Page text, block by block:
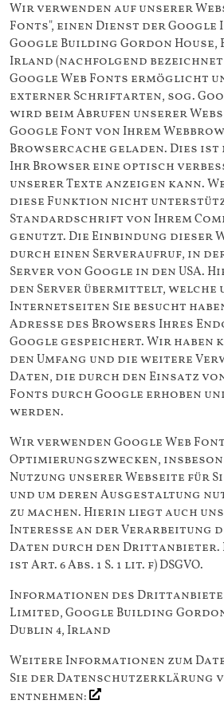
Wir verwenden auf unserer
Fonts", einen Dienst der
Google Building Gordon House,
Irland (nachfolgend bezeichnet
Google Web Fonts ermöglicht
externer Schriftarten, sog.
wird beim Abrufen unserer
Google Font von Ihrem
Browsercache geladen. Dies
Ihr Browser eine optisch
unserer Texte anzeigen kann.
diese Funktion nicht
Standardschrift von Ihrem
genutzt. Die Einbindung dieser
durch einen Serveraufruf, in der
Server von Google in den USA.
den Server übermittelt, welche
Internetseiten Sie besucht
Adresse des Browsers Ihres
Google gespeichert. Wir haben
den Umfang und die weitere
Daten, die durch den Einsatz
Fonts durch Google erhoben
werden.
Wir verwenden Google Web
Optimierungszwecken,
Nutzung unserer Webseite für
und um deren Ausgestaltung
zu machen. Hierin liegt auch
Interesse an der Verarbeitung
Daten durch den
ist Art. 6 Abs. 1 S. 1 lit. f) DSGVO.
Informationen des
Limited, Google Building
Dublin 4, Irland
Weitere Informationen zum
Sie der Datenschutzerklärung
entnehmen: